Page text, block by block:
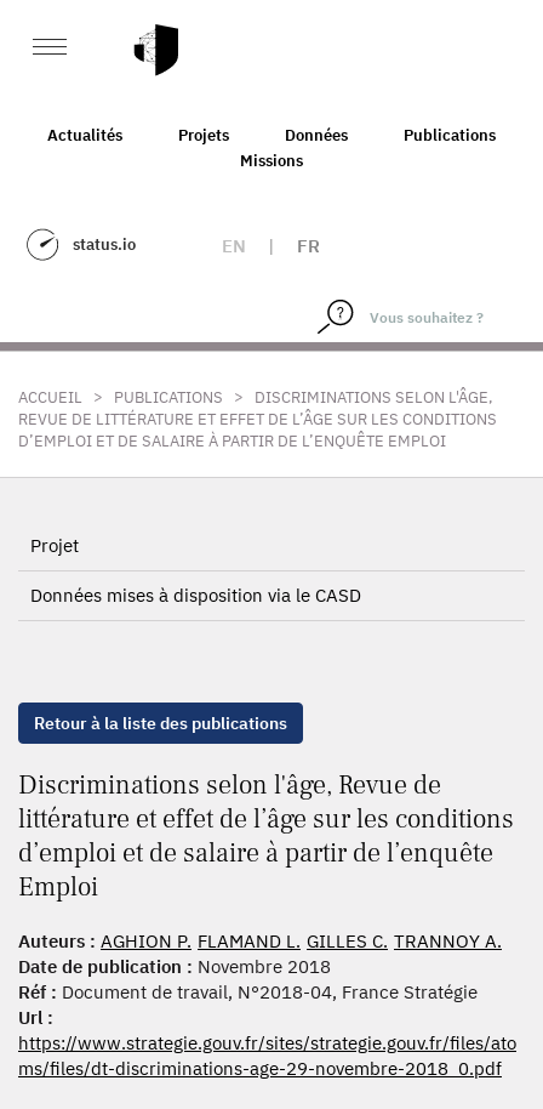
Actualités Projets Données
Publications
Missions
status.io EN | FR
ACCUEIL > PUBLICATIONS >
DISCRIMINATIONS SELON L'ÂGE,
REVUE DE LITTÉRATURE ET EFFET DE L’ÂGE SUR LES CONDITIONS
D’EMPLOI ET DE SALAIRE À PARTIR DE L’ENQUÊTE EMPLOI
Projet
Données mises à disposition via le CASD
Retour à la liste des publications
Discriminations selon l'âge, Revue de
littérature et effet de l’âge sur les conditions
d’emploi et de salaire à partir de l’enquête
Emploi
Auteurs : AGHION P. FLAMAND L. GILLES C. TRANNOY A.
Date de publication : Novembre 2018
Réf : Document de travail, N°2018-04, France Stratégie
Url :
https://www.strategie.gouv.fr/sites/strategie.gouv.fr/files/ato
ms/files/dt-discriminations-age-29-novembre-2018_0.pdf